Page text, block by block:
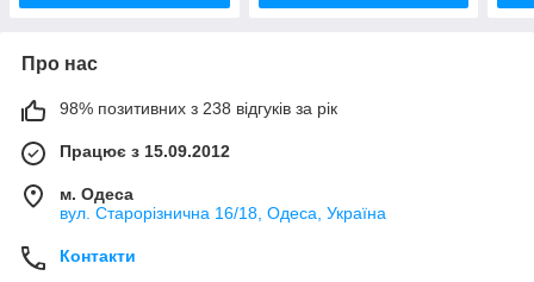
Про нас
98% позитивних з 238 відгуків за рік
Працює з 15.09.2012
м. Одеса
вул. Старорізнична 16/18, Одеса, Україна
Контакти